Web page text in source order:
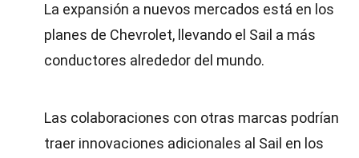
La expansión a nuevos mercados está en los
planes de Chevrolet, llevando el Sail a más
conductores alrededor del mundo.
Las colaboraciones con otras marcas podrían
traer innovaciones adicionales al Sail en los